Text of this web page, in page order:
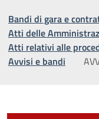
Bandi di gara e
Atti delle
Atti relativi alle
Avvisi e bandi